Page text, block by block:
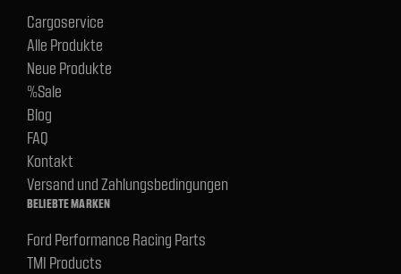
Cargoservice
Alle Produkte
Neue Produkte
%Sale
Blog
FAQ
Kontakt
Versand und Zahlungsbedingungen
BELIEBTE MARKEN
Ford Performance Racing Parts
TMI Products